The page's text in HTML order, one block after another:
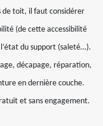
de toit, il faut considérer
(de cette accessibilité
du support (saleté…).
décapage, réparation,
en dernière couche.
et sans engagement.